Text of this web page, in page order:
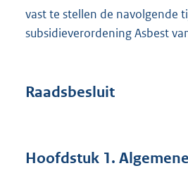
vast te stellen de navolgende
subsidieverordening Asbest
Raadsbesluit
Hoofdstuk 1.